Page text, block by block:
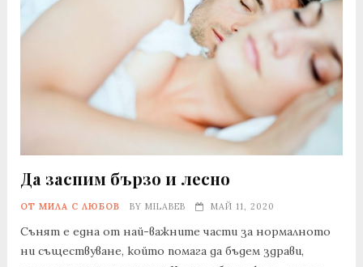
Да заспим бързо и лесно
ОТ МИЛА С ЛЮБОВ BY MILABEB МАЙ 11, 2020
Сънят е една от най-важните части за нормалното
ни съществуване, който помага да бъдем здрави,